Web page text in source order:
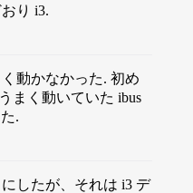
り i3.
動かなかった. 初め
まく動いていた ibus
.
したが、それは i3 デ